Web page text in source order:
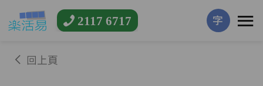
2117 6717 字
回上頁